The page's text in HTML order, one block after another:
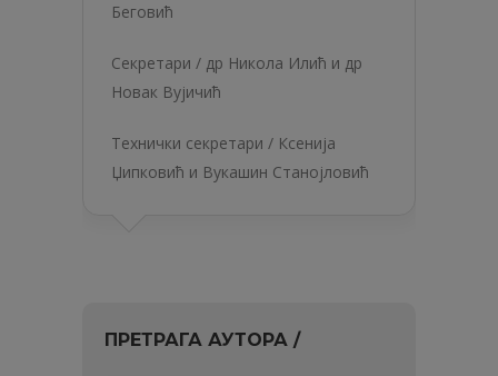
Беговић
Секретари / др Никола Илић и др
Новак Вујичић
Технички секретари / Ксенија
Џипковић и Вукашин Станојловић
ПРЕТРАГА АУТОРА /